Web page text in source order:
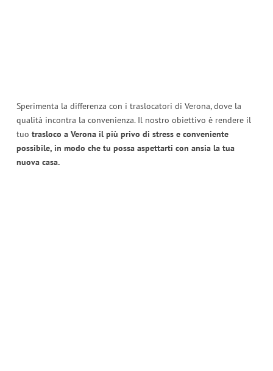
Sperimenta la differenza con i traslocatori di Verona, dove la
qualità incontra la convenienza. Il nostro obiettivo è rendere il
tuo trasloco a Verona il più privo di stress e conveniente
possibile, in modo che tu possa aspettarti con ansia la tua
nuova casa.